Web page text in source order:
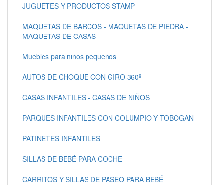
JUGUETES Y PRODUCTOS STAMP
MAQUETAS DE BARCOS - MAQUETAS DE PIEDRA -
MAQUETAS DE CASAS
Muebles para niños pequeños
AUTOS DE CHOQUE CON GIRO 360º
CASAS INFANTILES - CASAS DE NIÑOS
PARQUES INFANTILES CON COLUMPIO Y TOBOGAN
PATINETES INFANTILES
SILLAS DE BEBÉ PARA COCHE
CARRITOS Y SILLAS DE PASEO PARA BEBÉ